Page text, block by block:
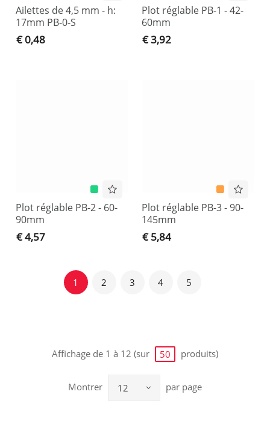
Ailettes de 4,5 mm - h:
17mm PB-0-S
€ 0,48
Plot réglable PB-1 - 42-
60mm
€ 3,92
Plot réglable PB-2 - 60-
90mm
€ 4,57
Plot réglable PB-3 - 90-
145mm
€ 5,84
1 2 3 4 5
Affichage de 1 à 12 (sur 50 produits)
Montrer 12 par page